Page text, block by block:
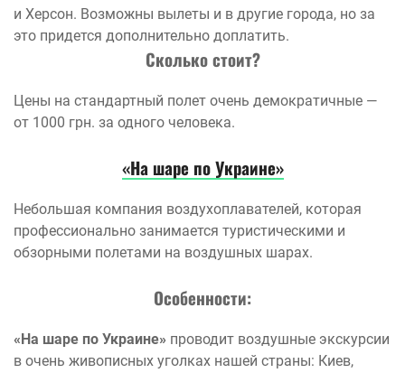
и Херсон. Возможны вылеты и в другие города, но за
это придется дополнительно доплатить.
Сколько стоит?
Цены на стандартный полет очень демократичные —
от 1000 грн. за одного человека.
«На шаре по Украине»
Небольшая компания воздухоплавателей, которая
профессионально занимается туристическими и
обзорными полетами на воздушных шарах.
Особенности:
«На шаре по Украине» проводит воздушные экскурсии
в очень живописных уголках нашей страны: Киев,